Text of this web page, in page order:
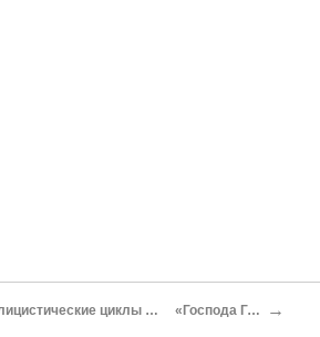
Художественно-публицистические циклы периода «Отечественных записок» «Господа Головлевы» →